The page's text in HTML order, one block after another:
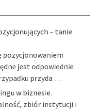
– tanie
pozycjonowaniem
jest odpowiednie
przyda …
w biznesie.
zbiór instytucji i